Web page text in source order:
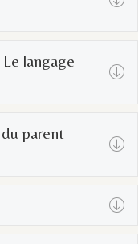
langage
parent